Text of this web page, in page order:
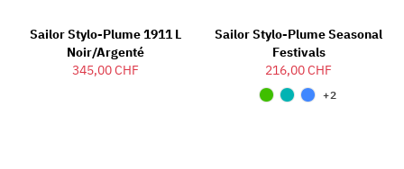
Sailor Stylo-Plume 1911 L
Noir/argenté
345,00 CHF
Sailor Stylo-Plume Seasonal
Festivals
216,00 CHF
+2